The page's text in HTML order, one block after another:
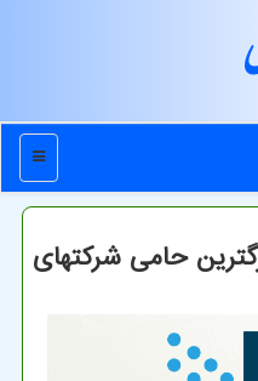
منو
حامی شرکتهای